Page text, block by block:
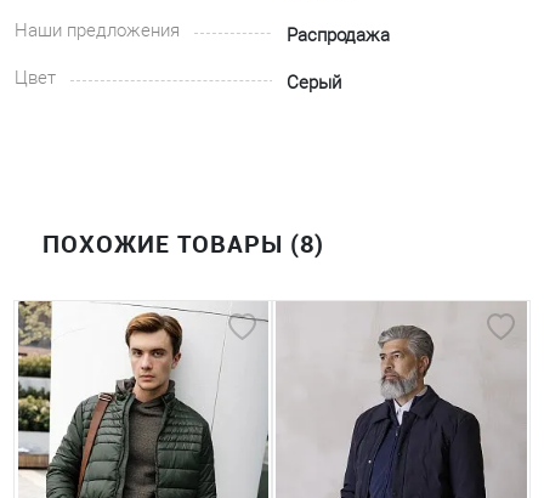
Наши предложения
Распродажа
Цвет
Серый
ПОХОЖИЕ ТОВАРЫ (8)